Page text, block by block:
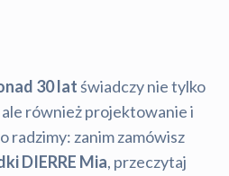
30 latświadczy nie tylko
ale również projektowanie i
radzimy: zanim zamówisz
DIERRE Mia, przeczytaj